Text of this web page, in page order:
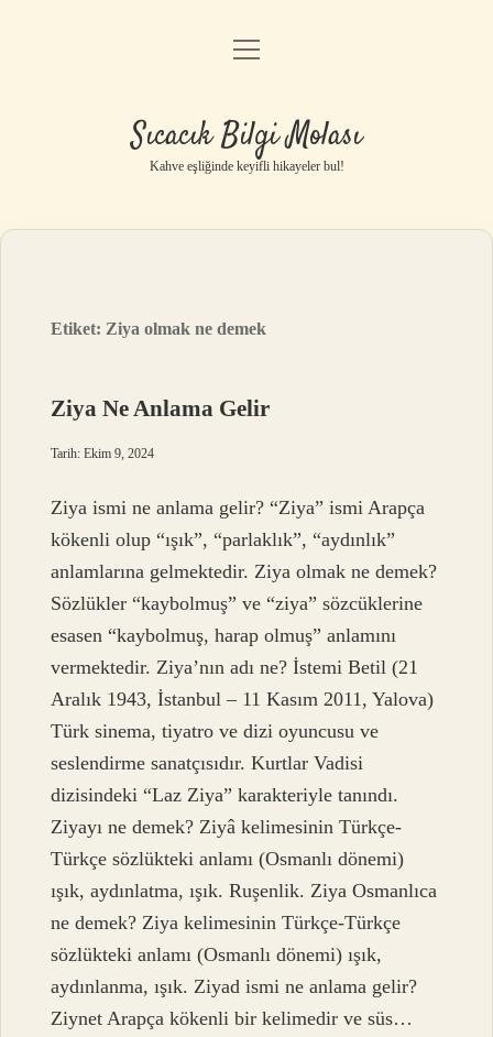
Anasayfa
Yasal Uyarı
menüyü
Sıcacık Bilgi Molası
Kahve eşliğinde keyifli hikayeler bul!
Etiket: Ziya olmak ne demek
Ziya Ne Anlama Gelir
Tarih: Ekim 9, 2024
Ziya ismi ne anlama gelir? “Ziya” ismi Arapça
kökenli olup “ışık”, “parlaklık”, “aydınlık”
anlamlarına gelmektedir. Ziya olmak ne demek?
Sözlükler “kaybolmuş” ve “ziya” sözcüklerine
esasen “kaybolmuş, harap olmuş” anlamını
vermektedir. Ziya’nın adı ne? İstemi Betil (21
Aralık 1943, İstanbul – 11 Kasım 2011, Yalova)
Türk sinema, tiyatro ve dizi oyuncusu ve
seslendirme sanatçısıdır. Kurtlar Vadisi
dizisindeki “Laz Ziya” karakteriyle tanındı.
Ziyayı ne demek? Ziyâ kelimesinin Türkçe-
Türkçe sözlükteki anlamı (Osmanlı dönemi)
ışık, aydınlatma, ışık. Ruşenlik. Ziya Osmanlıca
ne demek? Ziya kelimesinin Türkçe-Türkçe
sözlükteki anlamı (Osmanlı dönemi) ışık,
aydınlanma, ışık. Ziyad ismi ne anlama gelir?
Ziynet Arapça kökenli bir kelimedir ve süs…